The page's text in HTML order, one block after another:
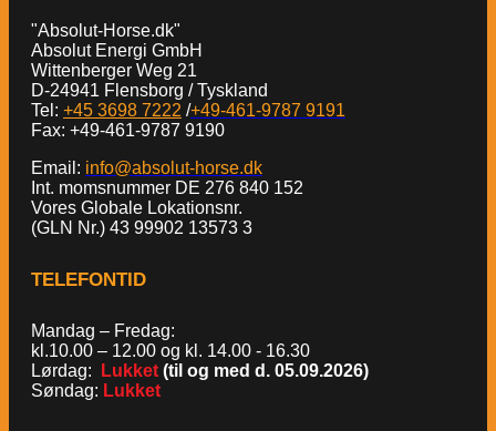
"Absolut-Horse.dk"
Absolut Energi GmbH
Wittenberger Weg 21
D-24941 Flensborg / Tyskland
Tel: +45 3698 7222 /+49-461-9787 9191
Fax: +49-461-9787 9190
Email: info@absolut-horse.dk
Int. momsnummer DE 276 840 152
Vores Globale Lokationsnr.
(GLN Nr.) 43 99902 13573 3
TELEFONTID
Mandag – Fredag:
kl.10.00 – 12.00 og kl. 14.00 - 16.30
Lørdag:
Lukket (til og med d. 05.09.2026)
Søndag: Lukket